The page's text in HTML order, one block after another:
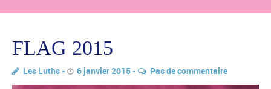
FLAG 2015
Les Luths 6 janvier 2015 Pas de commentaire